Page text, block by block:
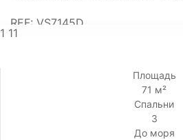
REF: VS7145D
1 11
Площадь
71 м²
Спальни
3
До моря